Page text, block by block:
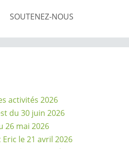
SOUTENEZ-NOUS
activités 2026
du 30 juin 2026
26 mai 2026
le 21 avril 2026